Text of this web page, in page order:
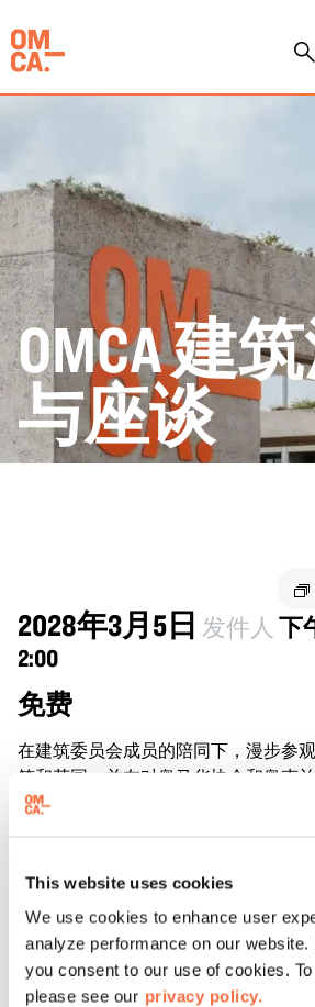
This website uses cookies
We use cookies to enhance user
analyze performance on our
you consent to our use of cookies.
please see our privacy policy.
到
内
容
加州奥克兰博物馆(OMCA)
OMCA 建
与座谈
2028年3月5日 发件人 下
2:00
免费
在建筑委员会成员的陪同下，漫步参
筑和花园，并在对奥马华协会和奥克
下，了解这座获奖建筑的历史、设计和
约一小时。
如果您想参观 OMCA 的画廊或特别展
票，或在参观当天到售票处购票。